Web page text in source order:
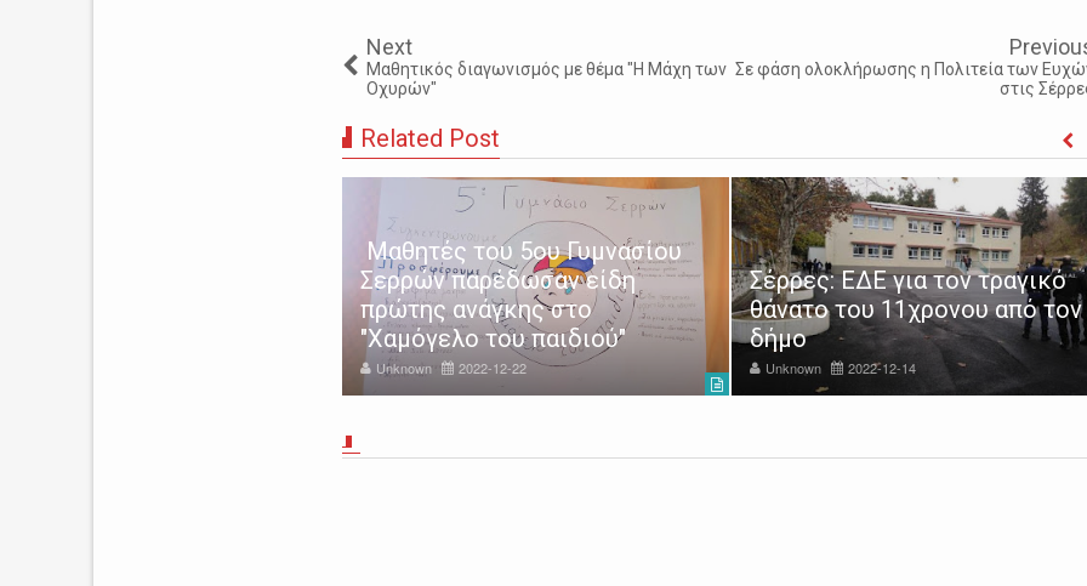
Next
Μαθητικός διαγωνισμός με θέμα "Η Μάχη των
Οχυρών"
Σε φάση ολοκλήρωσης η Πολιτεία των
στις
Related Post
Μαθητές του 5ου Γυμνασίου
Σερρών παρέδωσαν είδη
πρώτης ανάγκης στο
"Χαμόγελο του παιδιού"
Unknown 2022-12-22
Σέρρες: ΕΔΕ για τον τραγικό
θάνατο του 11χρονου από τον
δήμο
Unknown 2022-12-14